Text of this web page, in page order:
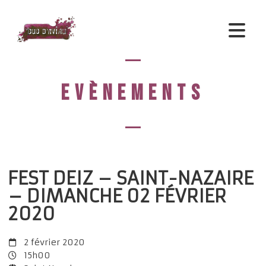
EVÈNEMENTS
FEST DEIZ – SAINT-NAZAIRE
– DIMANCHE 02 FÉVRIER
2020
2 février 2020
15h00